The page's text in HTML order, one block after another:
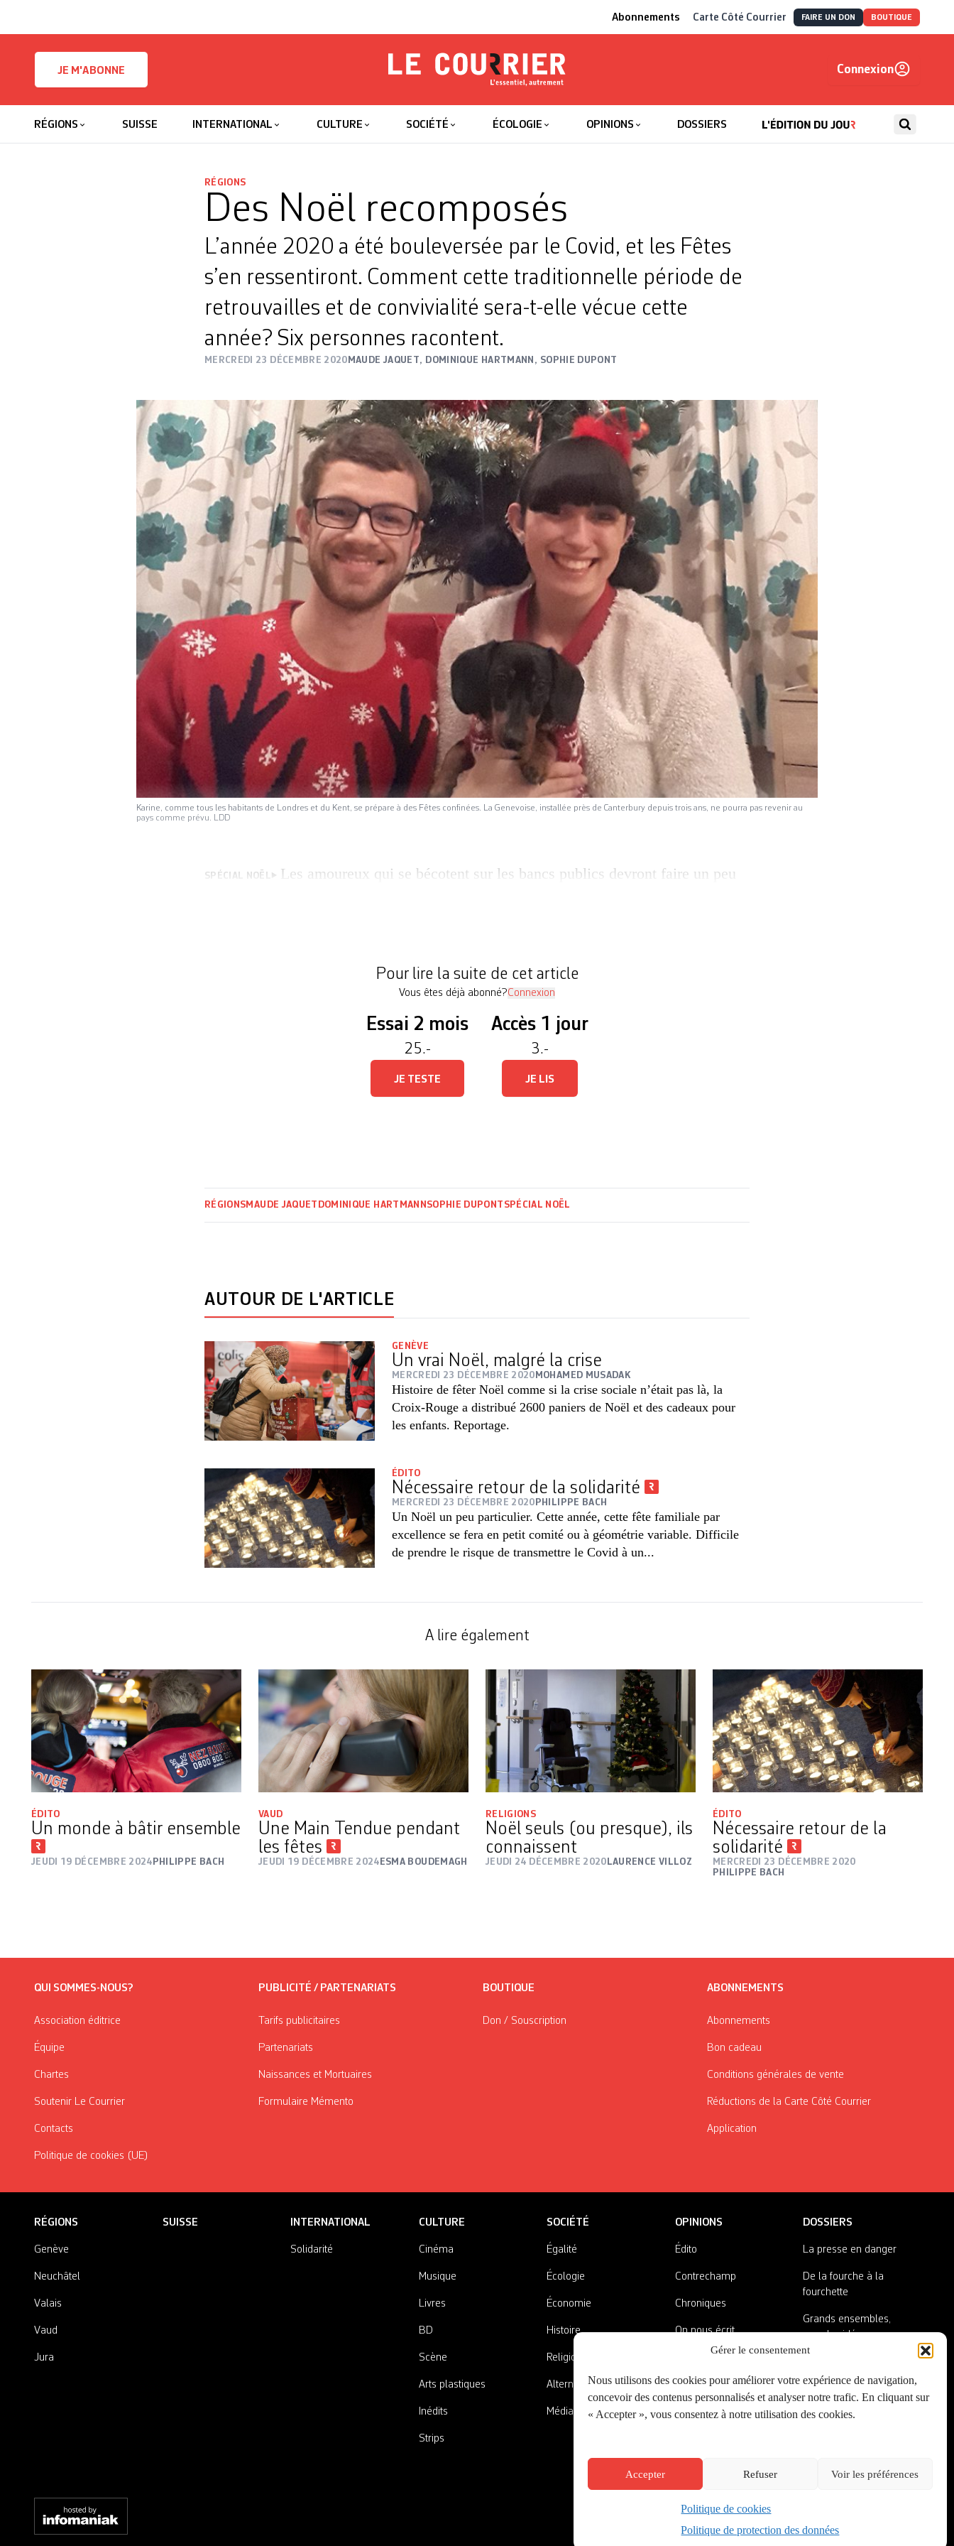
Gérer le consentement
Nous utilisons des cookies pour améliorer votre expérience de navigation,
concevoir des contenus personnalisés et analyser notre trafic. En cliquant sur
« Accepter », vous consentez à notre utilisation des cookies.
Accepter Refuser Voir les préférences
Politique de cookies
Politique de protection des données
Abonnements Carte Côté Courrier FAIRE UN DON BOUTIQUE
JE M'ABONNE
Le Courrier
Connexion
RÉGIONS SUISSE INTERNATIONAL CULTURE SOCIÉTÉ ÉCOLOGIE OPINIONS DOSSIERS
RÉGIONS
Des Noël recomposés
L’année 2020 a été bouleversée par le Covid, et les Fêtes
s’en ressentiront. Comment cette traditionnelle période de
retrouvailles et de convivialité sera-t-elle vécue cette
année? Six personnes racontent.
MERCREDI 23 DÉCEMBRE 2020 MAUDE JAQUET, DOMINIQUE HARTMANN , SOPHIE DUPONT
Karine, comme tous les habitants de Londres et du Kent, se prépare à des Fêtes confinées. La Genevoise, installée près de Canterbury depuis trois ans, ne pourra pas revenir au
pays comme prévu. LDD
SPÉCIAL NOËL
Les amoureux qui se bécotent sur les bancs publics devront faire un peu
Pour lire la suite de cet article
Vous êtes déjà abonné?Connexion
Essai 2 mois
25.-
JE TESTE
Accès 1 jour
3.-
JE LIS
RÉGIONS MAUDE JAQUET DOMINIQUE HARTMANN SOPHIE DUPONT SPÉCIAL NOËL
AUTOUR DE L'ARTICLE
GENÈVE
Un vrai Noël, malgré la crise
MERCREDI 23 DÉCEMBRE 2020 MOHAMED MUSADAK
Histoire de fêter Noël comme si la crise sociale n’était pas là, la
Croix-Rouge a distribué 2600 paniers de Noël et des cadeaux pour
les enfants. Reportage.
ÉDITO
Nécessaire retour de la solidarité
MERCREDI 23 DÉCEMBRE 2020 PHILIPPE BACH
Un Noël un peu particulier. Cette année, cette fête familiale par
excellence se fera en petit comité ou à géométrie variable. Difficile
de prendre le risque de transmettre le Covid à un...
A lire également
ÉDITO
Un monde à bâtir ensemble
JEUDI 19 DÉCEMBRE 2024 PHILIPPE BACH
VAUD
Une Main Tendue pendant
les fêtes
JEUDI 19 DÉCEMBRE 2024 ESMA BOUDEMAGH
RELIGIONS
Noël seuls (ou presque), ils
connaissent
JEUDI 24 DÉCEMBRE 2020 LAURENCE VILLOZ
ÉDITO
Nécessaire retour de la
solidarité
MERCREDI 23 DÉCEMBRE 2020
PHILIPPE BACH
QUI SOMMES-NOUS?
Association éditrice
Équipe
Chartes
Soutenir Le Courrier
Contacts
Politique de cookies (UE)
PUBLICITÉ / PARTENARIATS
Tarifs publicitaires
Partenariats
Naissances et Mortuaires
Formulaire Mémento
BOUTIQUE
Don / Souscription
ABONNEMENTS
Abonnements
Bon cadeau
Conditions générales de vente
Réductions de la Carte Côté Courrier
Application
RÉGIONS
Genève
Neuchâtel
Valais
Vaud
Jura
SUISSE INTERNATIONAL
Solidarité
CULTURE
Cinéma
Musique
Livres
BD
Scène
Arts plastiques
Inédits
Strips
SOCIÉTÉ
Égalité
Écologie
Économie
Histoire
Religions
Alternatives
Médias
OPINIONS
Édito
Contrechamp
Chroniques
On nous écrit
A côté de la plaque
DOSSIERS
La presse en danger
De la fourche à la
fourchette
Grands ensembles,
grandes idées
Créé par